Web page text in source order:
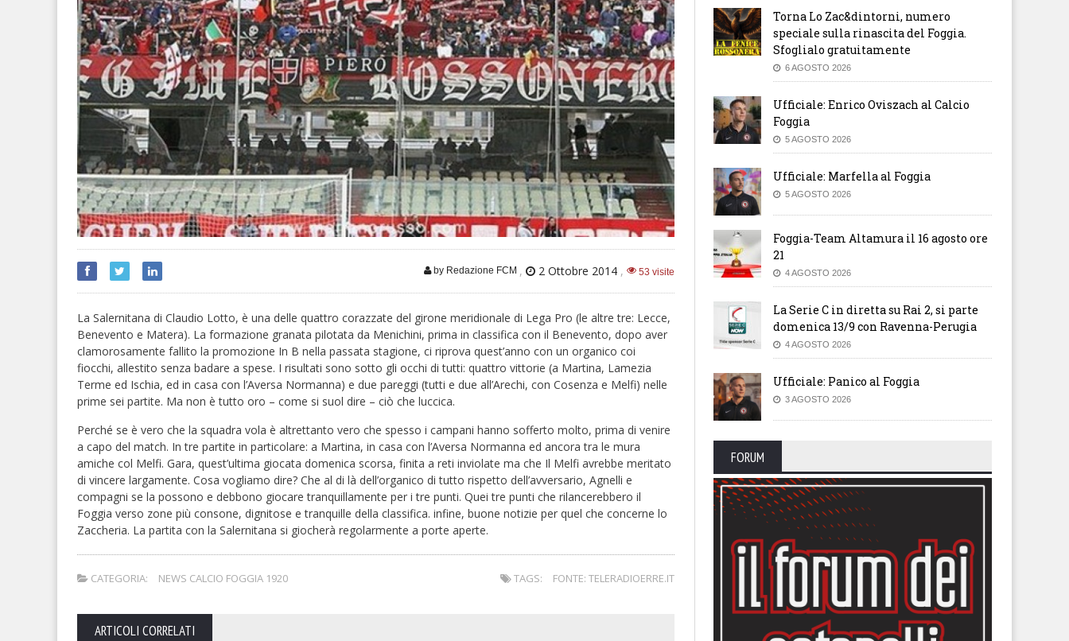
by Redazione FCM , 2 Ottobre 2014 , 53 visite
La Salernitana di Claudio Lotto, è una delle quattro corazzate del girone meridionale di Lega Pro (le altre tre: Lecce,
Benevento e Matera). La formazione granata pilotata da Menichini, prima in classifica con il Benevento, dopo aver
clamorosamente fallito la promozione In B nella passata stagione, ci riprova quest’anno con un organico coi
fiocchi, allestito senza badare a spese. I risultati sono sotto gli occhi di tutti: quattro vittorie (a Martina, Lamezia
Terme ed Ischia, ed in casa con l’Aversa Normanna) e due pareggi (tutti e due all’Arechi, con Cosenza e Melfi) nelle
prime sei partite. Ma non è tutto oro – come si suol dire – ciò che luccica.
Perché se è vero che la squadra vola è altrettanto vero che spesso i campani hanno sofferto molto, prima di venire
a capo del match. In tre partite in particolare: a Martina, in casa con l’Aversa Normanna ed ancora tra le mura
amiche col Melfi. Gara, quest’ultima giocata domenica scorsa, finita a reti inviolate ma che Il Melfi avrebbe meritato
di vincere largamente. Cosa vogliamo dire? Che al di là dell’organico di tutto rispetto dell’avversario, Agnelli e
compagni se la possono e debbono giocare tranquillamente per i tre punti. Quei tre punti che rilancerebbero il
Foggia verso zone più consone, dignitose e tranquille della classifica. infine, buone notizie per quel che concerne lo
Zaccheria. La partita con la Salernitana si giocherà regolarmente a porte aperte.
CATEGORIA: NEWS CALCIO FOGGIA 1920 TAGS: FONTE: TELERADIOERRE.IT
ARTICOLI CORRELATI
Torna Lo Zac&dintorni, numero
speciale sulla rinascita del Foggia.
Sfoglialo gratuitamente
6 AGOSTO 2026
Ufficiale: Enrico Oviszach al Calcio
Foggia
5 AGOSTO 2026
Ufficiale: Marfella al Foggia
5 AGOSTO 2026
Foggia-Team Altamura il 16 agosto ore
21
4 AGOSTO 2026
La Serie C in diretta su Rai 2, si parte
domenica 13/9 con Ravenna-Perugia
4 AGOSTO 2026
Ufficiale: Panico al Foggia
3 AGOSTO 2026
FORUM